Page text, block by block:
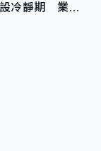
冷靜期 業界